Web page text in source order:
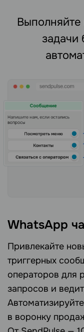
задачи
WhatsApp
Привлекайте
триггерных
операторов для
запросов и
в воронку